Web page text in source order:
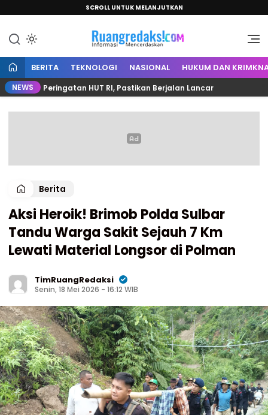
SCROLL UNTUK MELANJUTKAN
Ruang Redaksi
Informasi Mencerdaskan
BERITA TEKNOLOGI NASIONAL HUKUM DAN
NEWS
Peringatan HUT RI, Pastikan Berjalan Lancar
Berita
Aksi Heroik! Brimob Polda Sulbar
Tandu Warga Sakit Sejauh 7 Km
Lewati Material Longsor di Polman
TimRuangRedaksi
Senin, 18 Mei 2026 - 16:12 WIB